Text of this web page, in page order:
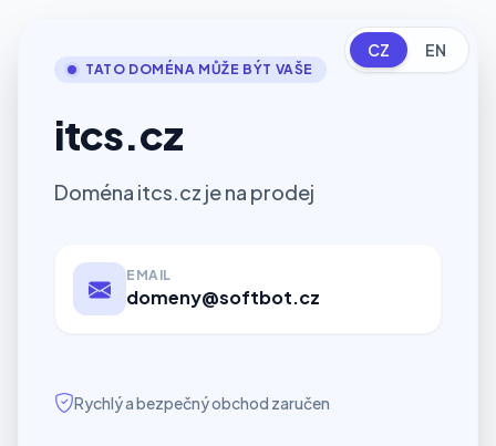
CZ EN
TATO DOMÉNA MŮŽE BÝT VAŠE
itcs.cz
Doména itcs.cz je na prodej
EMAIL
domeny@softbot.cz
Rychlý a bezpečný obchod zaručen